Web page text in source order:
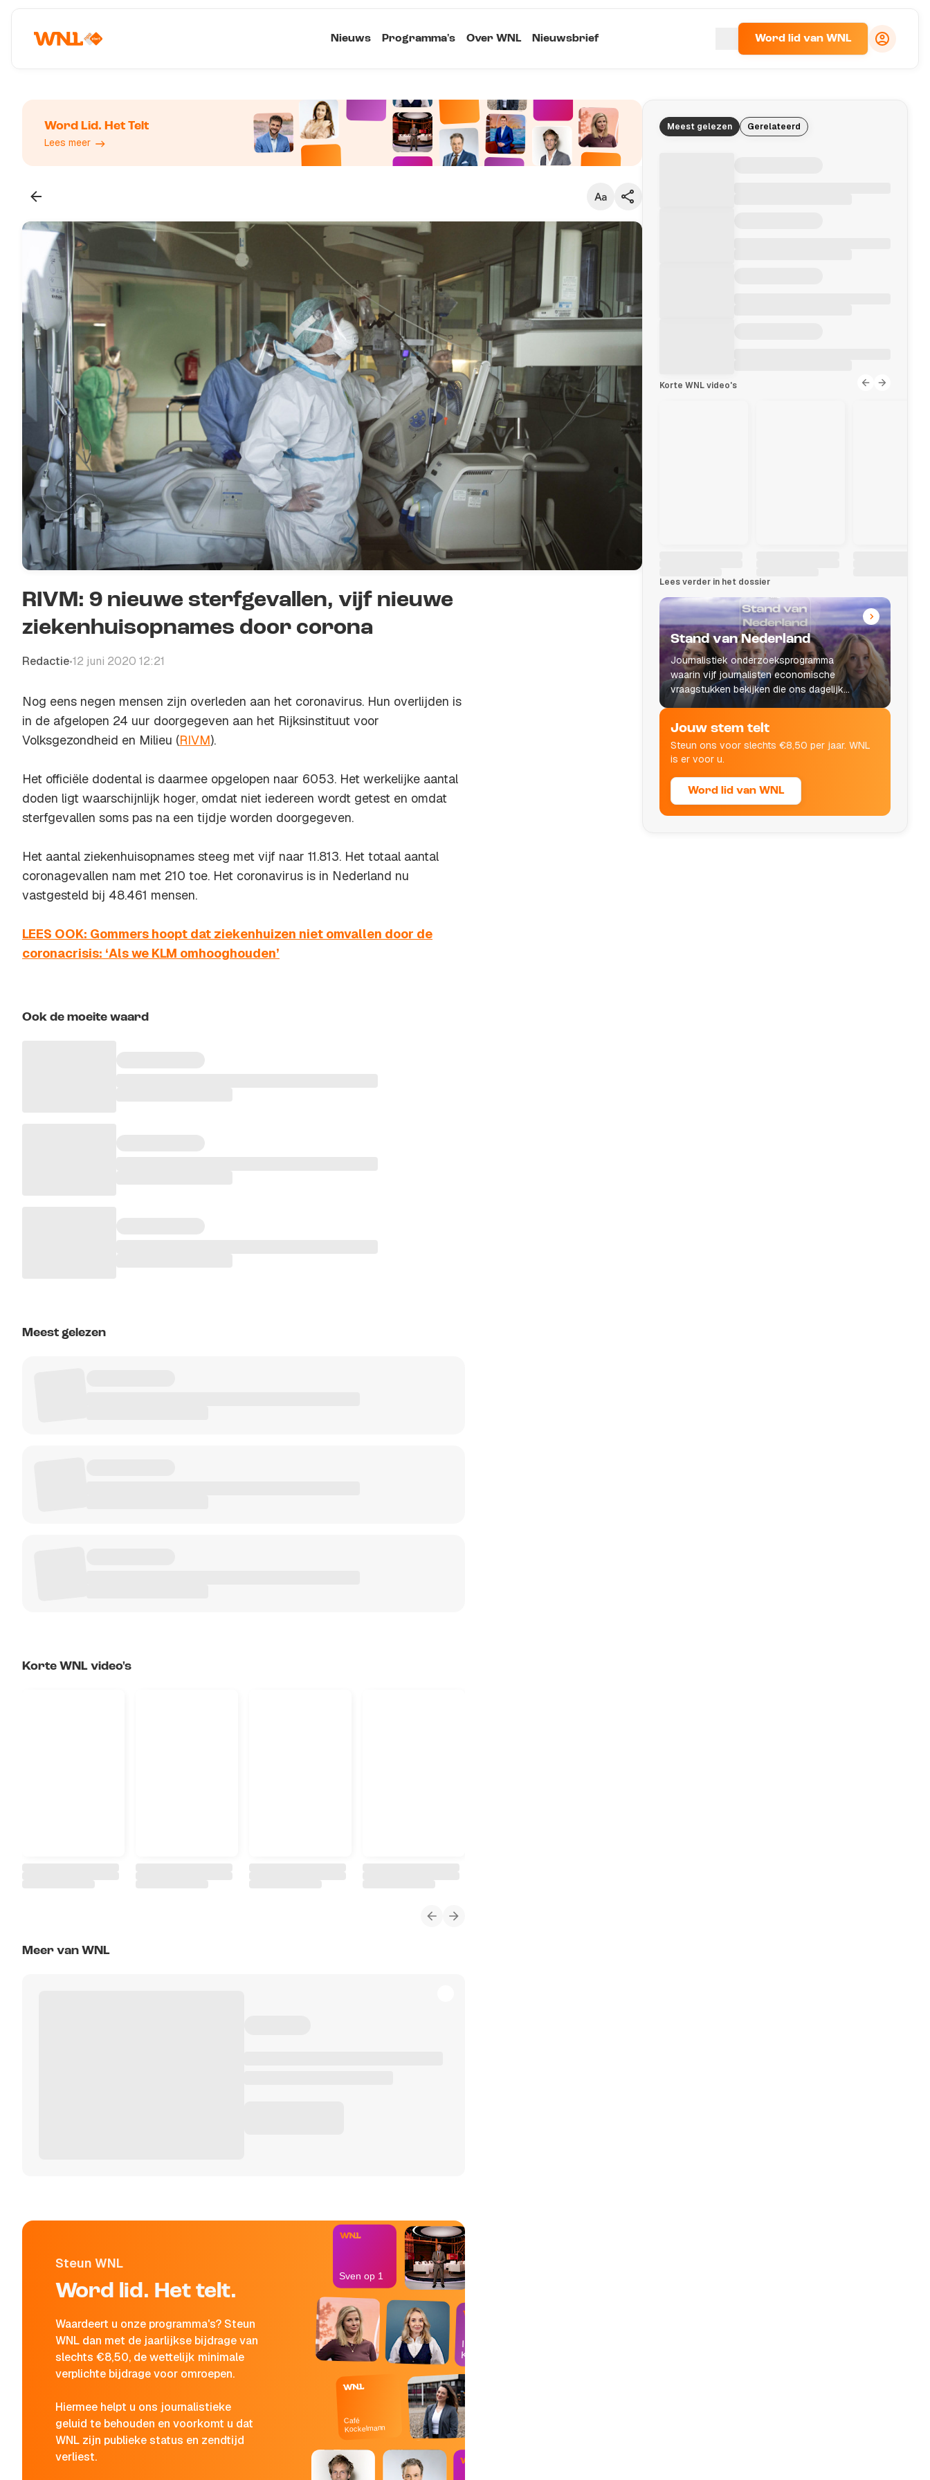
Nieuws Programma's Over WNL Nieuwsbrief Word lid van WNL
Word Lid. Het Telt
Lees meer
Groot
Kopieer link
RIVM: 9 nieuwe sterfgevallen, vijf nieuwe
ziekenhuisopnames door corona
Redactie•12 juni 2020 12:21
Nog eens negen mensen zijn overleden aan het coronavirus. Hun overlijden is
in de afgelopen 24 uur doorgegeven aan het Rijksinstituut voor
Volksgezondheid en Milieu (RIVM).
Het officiële dodental is daarmee opgelopen naar 6053. Het werkelijke aantal
doden ligt waarschijnlijk hoger, omdat niet iedereen wordt getest en omdat
sterfgevallen soms pas na een tijdje worden doorgegeven.
Het aantal ziekenhuisopnames steeg met vijf naar 11.813. Het totaal aantal
coronagevallen nam met 210 toe. Het coronavirus is in Nederland nu
vastgesteld bij 48.461 mensen.
LEES OOK: Gommers hoopt dat ziekenhuizen niet omvallen door de
coronacrisis: ‘Als we KLM omhooghouden’
Ook de moeite waard
Meest gelezen
Korte WNL video's
Meer van WNL
Steun WNL
Word lid. Het telt.
Waardeert u onze programma's? Steun
WNL dan met de jaarlijkse bijdrage van
slechts €8,50, de wettelijk minimale
verplichte bijdrage voor omroepen.
Hiermee helpt u ons journalistieke
geluid te behouden en voorkomt u dat
WNL zijn publieke status en zendtijd
verliest.
Café
Kockelmann
In de
Kantine
Sven op 1
Meest gelezen Gerelateerd
Korte WNL video's
Lees verder in het dossier
Stand van Nederland
Journalistiek onderzoeksprogramma
waarin vijf journalisten economische
vraagstukken bekijken die ons dagelijks
leven raken.
Jouw stem telt
Steun ons voor slechts €8,50 per jaar. WNL
is er voor u.
Word lid van WNL